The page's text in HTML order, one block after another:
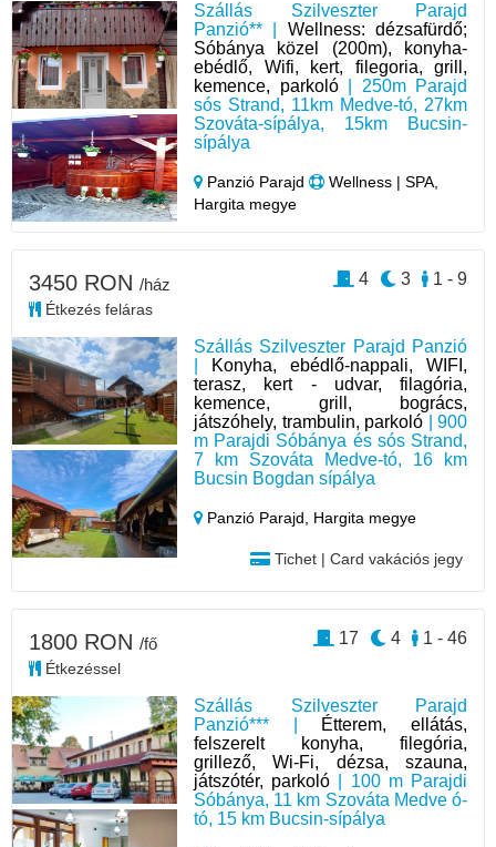
Szállás Szilveszter Parajd
Panzió** | Wellness: dézsafürdő;
Sóbánya közel (200m), konyha-
ebédlő, Wifi, kert, filegoria, grill,
kemence, parkoló| 250m Parajd
sós Strand, 11km Medve-tó, 27km
Szováta-sípálya, 15km Bucsin-
sípálya
Panzió Parajd
Wellness | SPA,
Hargita megye
Szállás Szilveszter Parajd Panzió
Konyha, ebédlő-nappali, WIFI,
terasz, kert - udvar, filagória,
kemence, grill, bogrács,
játszóhely, trambulin, parkoló | 900
m Parajdi Sóbánya és sós Strand,
7 km Szováta Medve-tó, 16 km
Bucsin Bogdan sípálya
Panzió Parajd, Hargita megye
Tichet | Card vakációs jegy
3450 RON /ház
Étkezés feláras
1 - 9
3
4
Szállás Szilveszter Parajd
Panzió*** | Étterem, ellátás,
felszerelt konyha, filegória,
grillező, Wi-Fi, dézsa, szauna,
játszótér, parkoló | 100 m Parajdi
Sóbánya, 11 km Szováta Medve ó-
tó, 15 km Bucsin-sípálya
1800 RON /fő
Étkezéssel
1 - 46
4
17